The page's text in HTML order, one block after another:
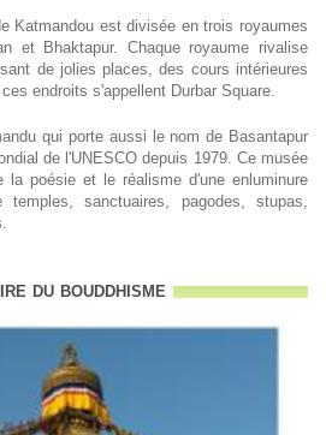
Katmandou est divisée en trois royaumes
et Bhaktapur. Chaque royaume rivalise
de jolies places, des cours intérieures
endroits s'appellent Durbar Square.
qui porte aussi le nom de Basantapur
de l'UNESCO depuis 1979. Ce musée
la poésie et le réalisme d'une enluminure
temples, sanctuaires, pagodes, stupas,
du bouddhisme